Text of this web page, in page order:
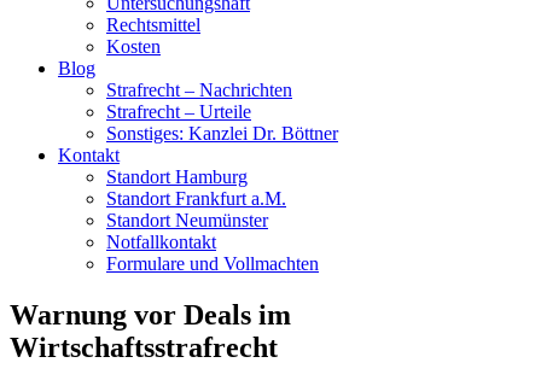
Rechtsmittel
Kosten
Blog
Strafrecht – Nachrichten
Strafrecht – Urteile
Sonstiges: Kanzlei Dr. Böttner
Kontakt
Standort Hamburg
Standort Frankfurt a.M.
Standort Neumünster
Notfallkontakt
Formulare und Vollmachten
Warnung vor Deals im
Wirtschaftsstrafrecht